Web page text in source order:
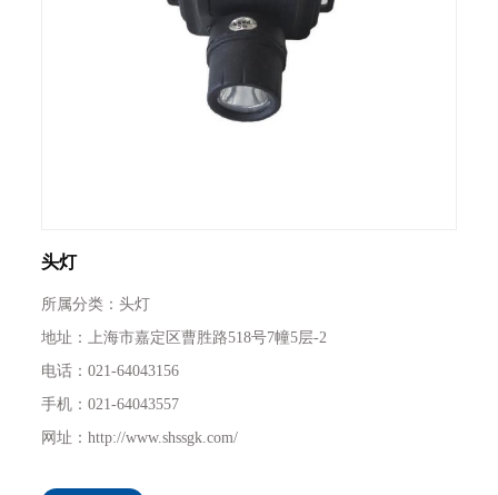
头灯
所属分类：头灯
地址：上海市嘉定区曹胜路518号7幢5层-2
电话：021-64043156
手机：021-64043557
网址：http://www.shssgk.com/